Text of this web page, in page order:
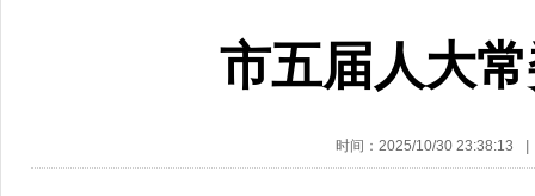
市五届人大
时间：2025/10/30 23:38:13